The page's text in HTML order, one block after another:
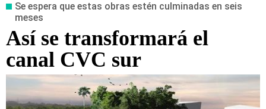
Se espera que estas obras estén culminadas en seis
meses
Así se transformará el
canal CVC sur